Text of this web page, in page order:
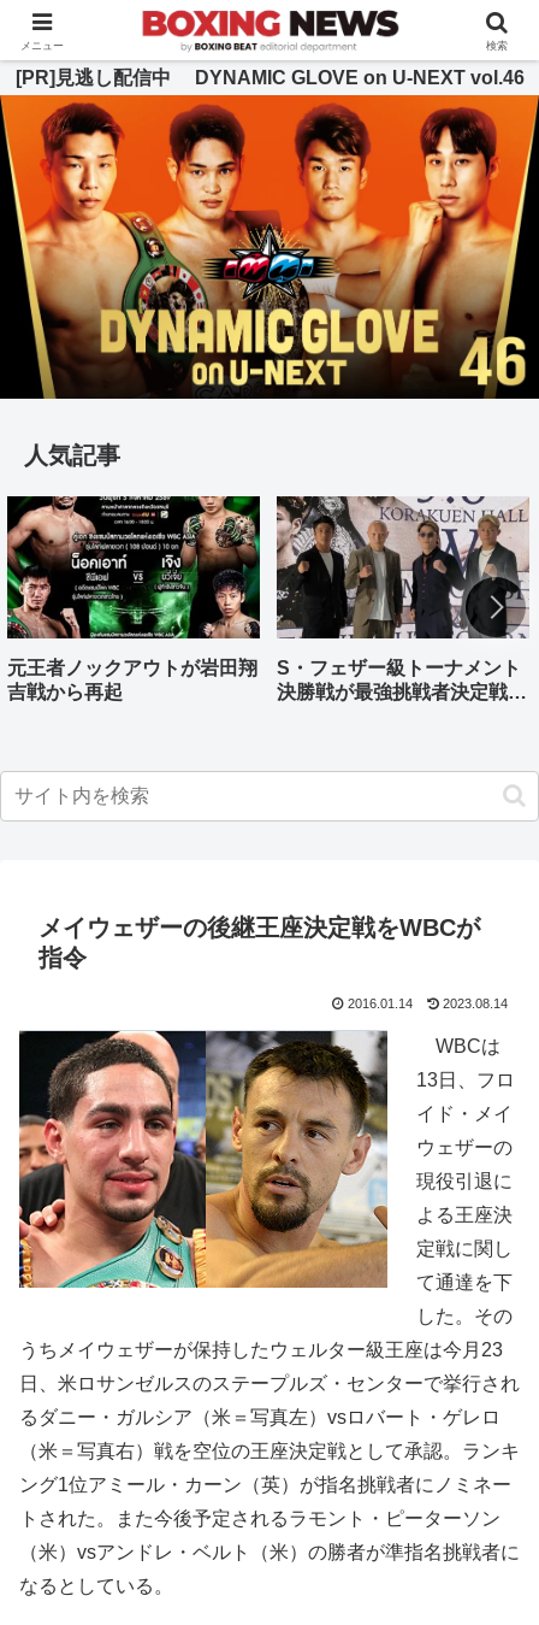
BOXING BEAT [ボクシング・ビート] 公式サイト
[PR]見逃し配信中 DYNAMIC GLOVE on U-NEXT vol.46
人気記事
元王者ノックアウトが岩田翔
吉戦から再起
S・フェザー級トーナメント
決勝戦が最強挑戦者決定戦兼
メイウェザーの後継王座決定戦をWBCが
指令
2016.01.14 2023.08.14
WBCは
13日、フロ
イド・メイ
ウェザーの
現役引退に
よる王座決
定戦に関し
て通達を下
した。その
うちメイウェザーが保持したウェルター級王座は今月23
日、米ロサンゼルスのステープルズ・センターで挙行され
るダニー・ガルシア（米＝写真左）vsロバート・ゲレロ
（米＝写真右）戦を空位の王座決定戦として承認。ランキ
ング1位アミール・カーン（英）が指名挑戦者にノミネー
トされた。また今後予定されるラモント・ピーターソン
（米）vsアンドレ・ベルト（米）の勝者が準指名挑戦者に
なるとしている。
メニュー 検索